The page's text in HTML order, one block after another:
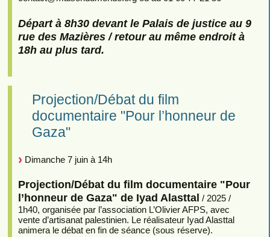
Départ à 8h30 devant le Palais de justice au 9
rue des Mazières / retour au même endroit à
18h au plus tard.
Projection/Débat du film
documentaire "Pour l’honneur de
Gaza"
Dimanche 7 juin à 14h
Projection/Débat du film documentaire "Pour
l’honneur de Gaza" de Iyad Alasttal / 2025 /
1h40, organisée par l’association L’Olivier AFPS, avec
vente d’artisanat palestinien. Le réalisateur Iyad Alasttal
animera le débat en fin de séance (sous réserve).